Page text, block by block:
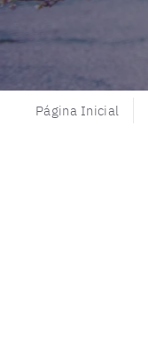
Página Inicial